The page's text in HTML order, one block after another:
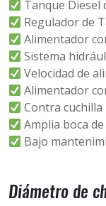
Tanque Diesel
Regulador de
Alimentador
Sistema
Velocidad de
Alimentador
Contra
Amplia boca
Bajo
Diámetro de